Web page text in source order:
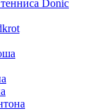
Donic